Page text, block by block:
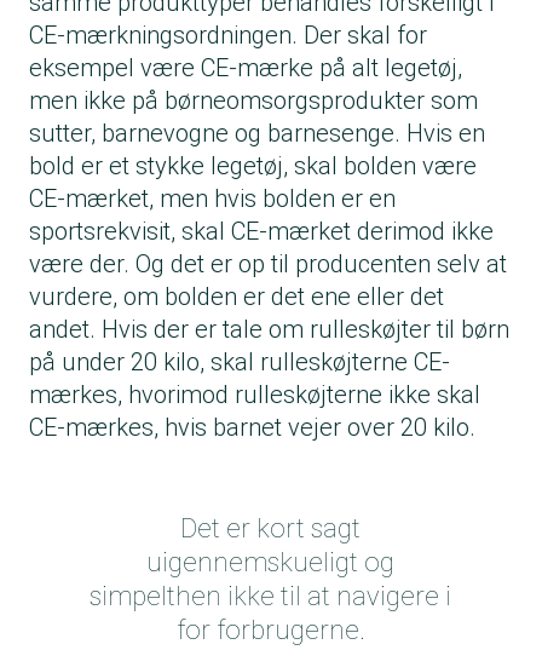
CE-mærkningsordningen. Der skal for
eksempel være CE-mærke på alt legetøj,
men ikke på børneomsorgsprodukter som
sutter, barnevogne og barnesenge. Hvis en
bold er et stykke legetøj, skal bolden være
CE-mærket, men hvis bolden er en
sportsrekvisit, skal CE-mærket derimod ikke
være der. Og det er op til producenten selv at
vurdere, om bolden er det ene eller det
andet. Hvis der er tale om rulleskøjter til børn
på under 20 kilo, skal rulleskøjterne CE-
mærkes, hvorimod rulleskøjterne ikke skal
CE-mærkes, hvis barnet vejer over 20 kilo.
Det er kort sagt
uigennemskueligt og
simpelthen ikke til at navigere i
for forbrugerne.